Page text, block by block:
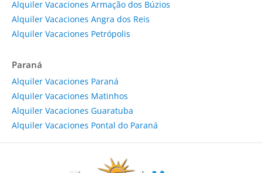
Alquiler Vacaciones Armação dos Búzios
Alquiler Vacaciones Angra dos Reis
Alquiler Vacaciones Petrópolis
Paraná
Alquiler Vacaciones Paraná
Alquiler Vacaciones Matinhos
Alquiler Vacaciones Guaratuba
Alquiler Vacaciones Pontal do Paraná